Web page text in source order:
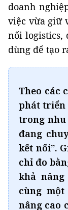
doanh
việc vừa giữ
nối logistics,
dùng để tạo
Theo các
phát triển
trong nhu
đang
kết nối”.
chỉ đo
khả
cùng
nâng cao